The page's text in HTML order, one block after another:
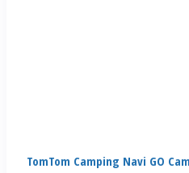
TomTom Camping Navi GO